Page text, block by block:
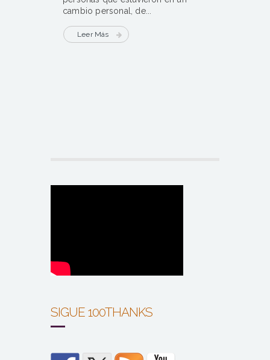
cambio personal, de...
Leer Más
SIGUE 100THANKS